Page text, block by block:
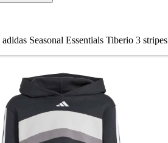
Seasonal Essentials Tiberio 3 stripes